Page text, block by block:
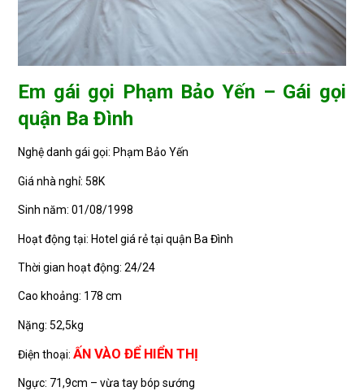
Em gái gọi Phạm Bảo Yến – Gái gọi
quận Ba Đình
Nghệ danh gái gọi: Phạm Bảo Yến
Giá nhà nghỉ: 58K
Sinh năm: 01/08/1998
Hoạt động tại: Hotel giá rẻ tại quận Ba Đình
Thời gian hoạt động: 24/24
Cao khoảng: 178 cm
Nặng: 52,5kg
Điện thoại:ẤN VÀO ĐỂ HIỂN THỊ
Ngực: 71,9cm – vừa tay bóp sướng